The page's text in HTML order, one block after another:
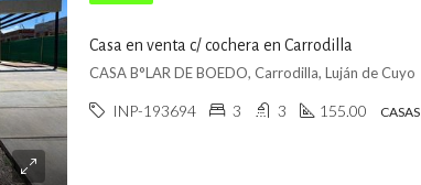
Casa en venta c/ cochera en Carrodilla
CASA B°LAR DE BOEDO, Carrodilla, Luján de Cuyo
INP-193694 3 3 155.00 CASAS